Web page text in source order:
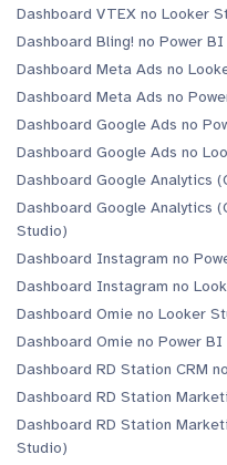
Dashboard VTEX no Looker
Dashboard Bling! no Power BI
Dashboard Meta Ads no
Dashboard Meta Ads no
Dashboard Google Ads no
Dashboard Google Ads no
Dashboard Google Analytics
Dashboard Google Analytics
Studio)
Dashboard Instagram no
Dashboard Instagram no
Dashboard Omie no Looker
Dashboard Omie no Power BI
Dashboard RD Station CRM
Dashboard RD Station
Dashboard RD Station
Studio)